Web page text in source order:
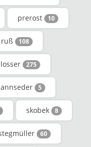
prerost 10
ruß 108
275
5
skobek 8
60